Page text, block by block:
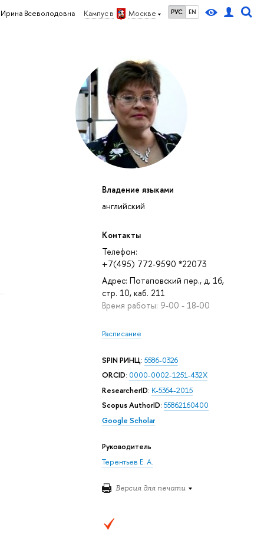
Кампус в Москве РУС EN
Всеволодовна
Владение языками
английский
Контакты
Телефон:
+7(495) 772-9590 *22073
Адрес: Потаповский пер., д. 16,
стр. 10, каб. 211
Время работы: 9-00 - 18-00
Расписание
SPIN РИНЦ: 5586-0326
ORCID: 0000-0002-1251-432X
ResearcherID: K-5364-2015
Scopus AuthorID: 55862160400
Google Scholar
Руководитель
Терентьев Е. А.
Версия для печати